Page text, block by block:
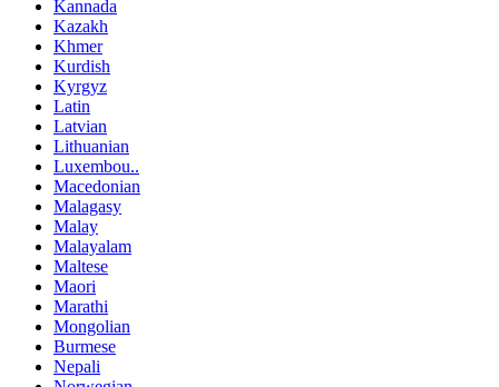
Kannada
Kazakh
Khmer
Kurdish
Kyrgyz
Latin
Latvian
Lithuanian
Luxembou..
Macedonian
Malagasy
Malay
Malayalam
Maltese
Maori
Marathi
Mongolian
Burmese
Nepali